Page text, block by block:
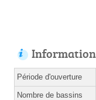
Période d'ouverture
Nombre de bassins